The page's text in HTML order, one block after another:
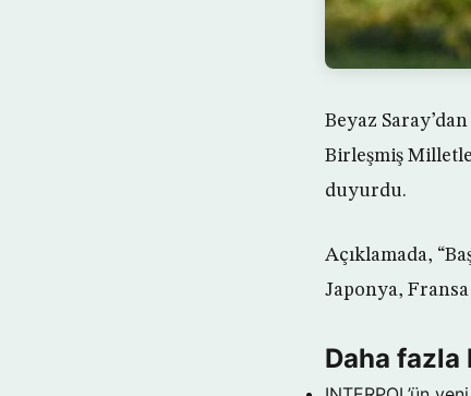
Beyaz
Birleşmiş
duyurdu.
Açıklamada,
Japonya,
Daha fazla